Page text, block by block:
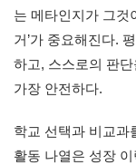
는 메타인지가 그것
거’가 중요해진다.
하고, 스스로의 판
가장 안전하다.
학교 선택과 비교과
활동 나열은 성장